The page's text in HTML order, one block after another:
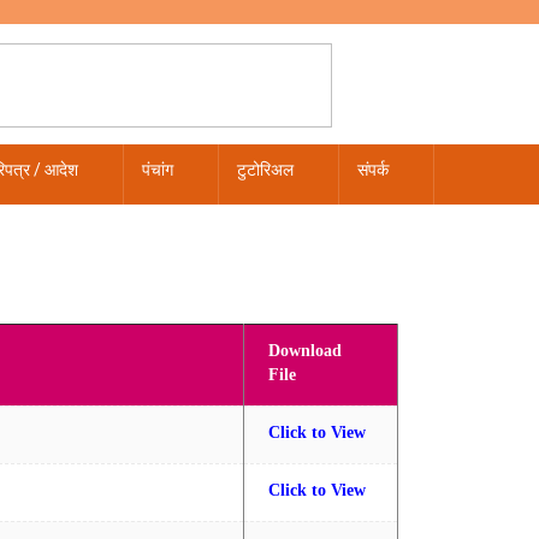
/ आदेश पंचांग टुटोरिअल संपर्क
Download
File
Click to View
Click to View